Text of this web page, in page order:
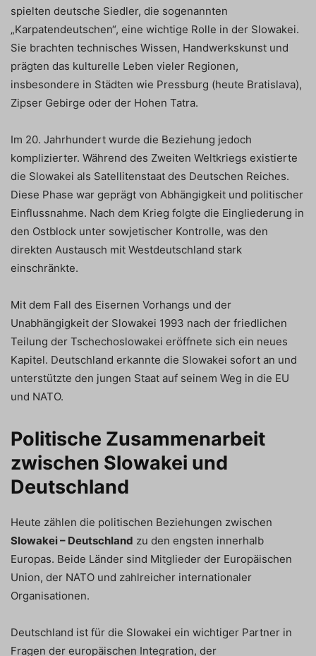
spielten deutsche Siedler, die sogenannten
„Karpatendeutschen“, eine wichtige Rolle in der Slowakei.
Sie brachten technisches Wissen, Handwerkskunst und
prägten das kulturelle Leben vieler Regionen,
insbesondere in Städten wie Pressburg (heute Bratislava),
Zipser Gebirge oder der Hohen Tatra.
Im 20. Jahrhundert wurde die Beziehung jedoch
komplizierter. Während des Zweiten Weltkriegs existierte
die Slowakei als Satellitenstaat des Deutschen Reiches.
Diese Phase war geprägt von Abhängigkeit und politischer
Einflussnahme. Nach dem Krieg folgte die Eingliederung in
den Ostblock unter sowjetischer Kontrolle, was den
direkten Austausch mit Westdeutschland stark
einschränkte.
Mit dem Fall des Eisernen Vorhangs und der
Unabhängigkeit der Slowakei 1993 nach der friedlichen
Teilung der Tschechoslowakei eröffnete sich ein neues
Kapitel. Deutschland erkannte die Slowakei sofort an und
unterstützte den jungen Staat auf seinem Weg in die EU
und NATO.
Politische Zusammenarbeit
zwischen Slowakei und
Deutschland
Heute zählen die politischen Beziehungen zwischen
Slowakei – Deutschland zu den engsten innerhalb
Europas. Beide Länder sind Mitglieder der Europäischen
Union, der NATO und zahlreicher internationaler
Organisationen.
Deutschland ist für die Slowakei ein wichtiger Partner in
Fragen der europäischen Integration, der